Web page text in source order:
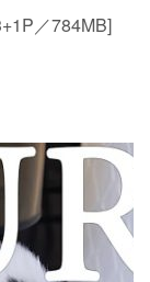
／784MB]